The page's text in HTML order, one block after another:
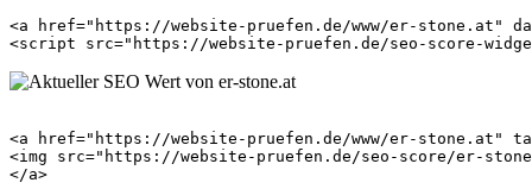
<a href="https://website-pruefen.de/www/er-stone.at"
<a href="https://website-pruefen.de/www/er-stone.at"
<img src="https://website-pruefen.de/seo-score/er-